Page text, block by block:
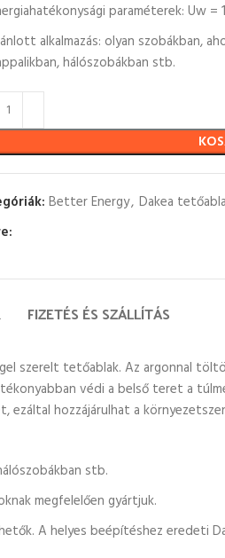
paraméterek: Uw =
alkalmazás: olyan szobákban,
hálószobákban stb.
Better Energy, Dakea
FIZETÉS ÉS SZÁLLÍTÁS
szerelt tetőablak. Az argonnal
védi a belső teret a
hozzájárulhat a
stb.
megfelelően gyártjuk.
A helyes beépítéshez eredeti